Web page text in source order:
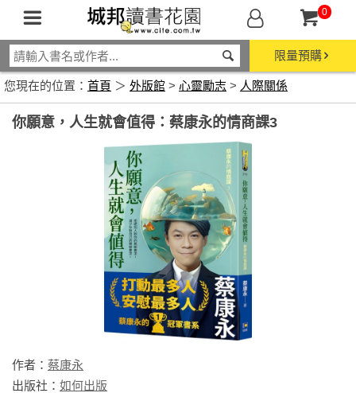
0
限量預購
您現在的位置： 首頁 ＞ 外版館 > 心靈勵志 > 人際關係
你願意，人生就會值得：蔡康永的情商課3
作者： 蔡康永
出版社： 如何出版